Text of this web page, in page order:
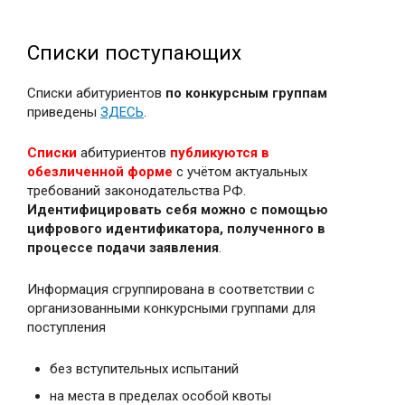
Списки поступающих
Списки абитуриентов по конкурсным группам
приведены ЗДЕСЬ
Списки абитуриентов публикуются в
обезличенной форме с учётом актуальных
требований законодательства РФ.
Идентифицировать себя можно с помощью
цифрового идентификатора, полученного в
процессе подачи заявления.
Информация сгруппирована в соответствии с
организованными конкурсными группами для
поступления
без вступительных испытаний
на места в пределах особой квоты